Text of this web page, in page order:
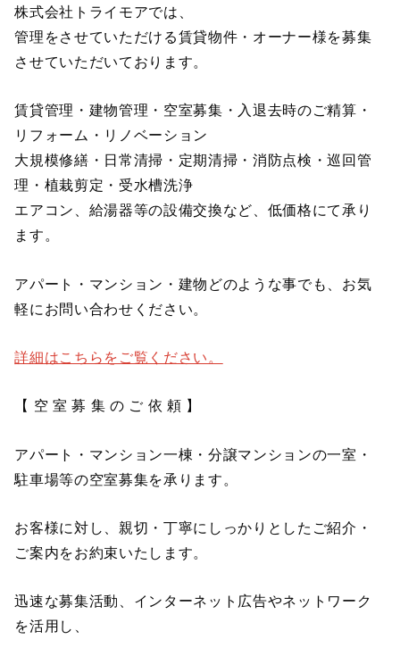
株式会社トライモアでは、
管理をさせていただける賃貸物件・オーナー様を募集
させていただいております。
賃貸管理・建物管理・空室募集・入退去時のご精算・
リフォーム・リノベーション
大規模修繕・日常清掃・定期清掃・消防点検・巡回管
理・植栽剪定・受水槽洗浄
エアコン、給湯器等の設備交換など、低価格にて承り
ます。
アパート・マンション・建物どのような事でも、お気
軽にお問い合わせください。
詳細はこちらをご覧ください。
【 空 室 募 集 の ご 依 頼 】
アパート・マンション一棟・分譲マンションの一室・
駐車場等の空室募集を承ります。
お客様に対し、親切・丁寧にしっかりとしたご紹介・
ご案内をお約束いたします。
迅速な募集活動、インターネット広告やネットワーク
を活用し、